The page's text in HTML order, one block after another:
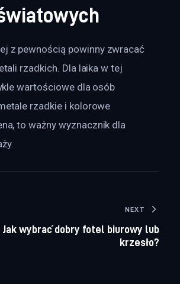
z pewnością powinny zwracać
rzadkich. Dla laika w tej
wartościowe dla osób
rzadkie i kolorowe
to ważny wyznacznik dla
NEXT
Jak wybrać dobry fotel biurowy lub
krzesło?